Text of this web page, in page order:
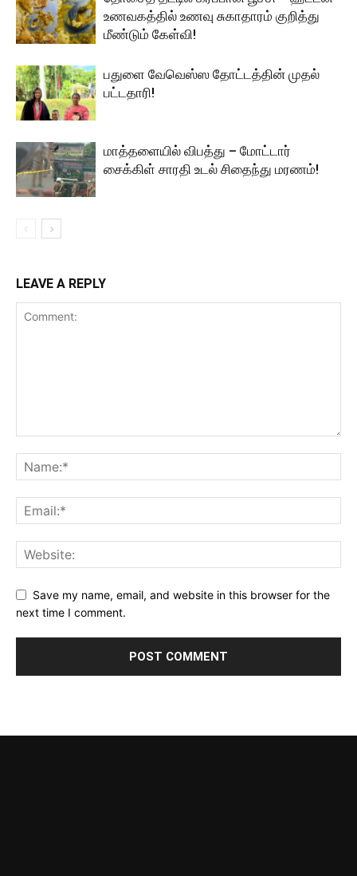
உணவகத்தில் உணவு சுகாதாரம் குறித்து
மீண்டும் கேள்வி!
பதுளை வேவெஸ்ஸ தோட்டத்தின் முதல்
பட்டதாரி!
மாத்தளையில் விபத்து – மோட்டார்
சைக்கிள் சாரதி உடல் சிதைந்து மரணம்!
LEAVE A REPLY
Save my name, email, and website in this browser for the
next time I comment.